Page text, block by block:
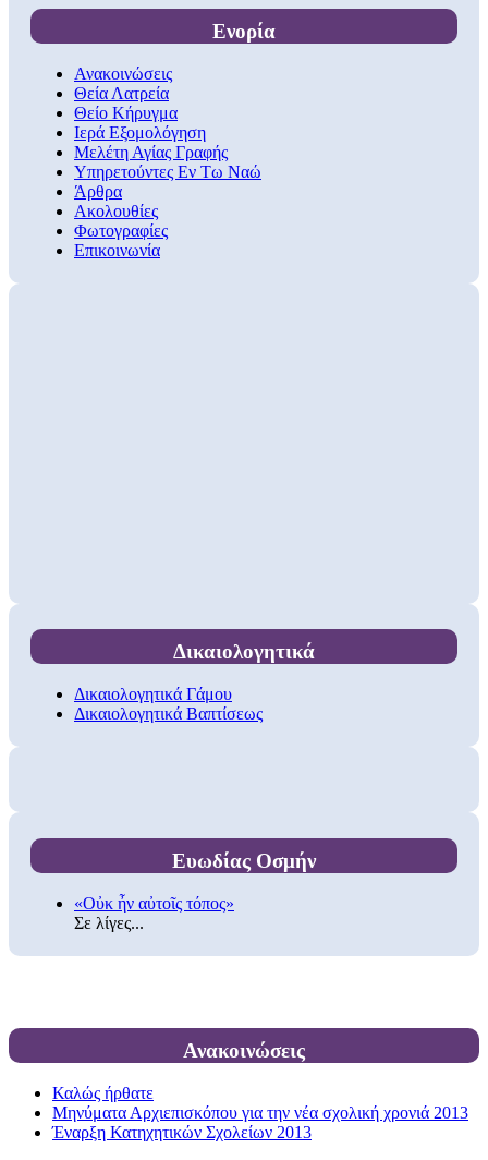
Ενορία
Ανακοινώσεις
Θεία Λατρεία
Θείο Κήρυγμα
Ιερά Εξομολόγηση
Μελέτη Αγίας Γραφής
Υπηρετούντες Εν Τω Ναώ
Άρθρα
Ακολουθίες
Φωτογραφίες
Επικοινωνία
Δικαιολογητικά
Δικαιολογητικά Γάμου
Δικαιολογητικά Βαπτίσεως
Ευωδίας Οσμήν
«Οὐκ ἦν αὐτοῖς τόπος»
Σε λίγες...
Ανακοινώσεις
Καλώς ήρθατε
Μηνύματα Αρχιεπισκόπου για την νέα σχολική χρονιά 2013
Έναρξη Κατηχητικών Σχολείων 2013